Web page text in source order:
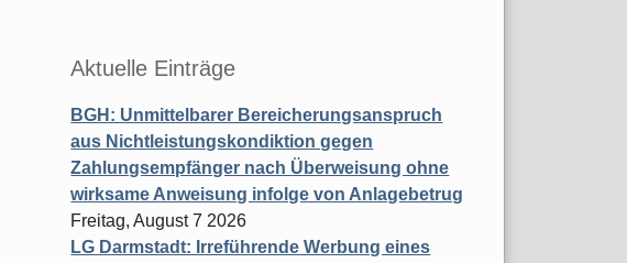
Aktuelle Einträge
BGH: Unmittelbarer Bereicherungsanspruch
aus Nichtleistungskondiktion gegen
Zahlungsempfänger nach Überweisung ohne
wirksame Anweisung infolge von Anlagebetrug
Freitag, August 7 2026
LG Darmstadt: Irreführende Werbung eines